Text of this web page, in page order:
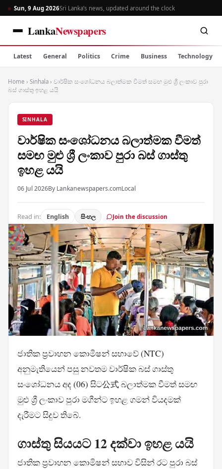
Sun, 9 Aug 2026Sri Lanka’s news, updated around the clock
LankaNewspapers
Latest General Politics Crime Business Technology
Home › Sinhala › වාර්ෂික සංශෝධනය බලාත්මක වීමත් සමඟ මුළු ශ්‍රී ලංකාව පුරා
බස් ගාස්තු ඉහළ යයි
SINHALA
වාර්ෂික සංශෝධනය බලාත්මක වීමත්
සමඟ මුළු ශ්‍රී ලංකාව පුරා බස් ගාස්තු
ඉහළ යයි
06 Jul 2026By Lankanewspapers.comLocal
Read in: English සිංහල Join the discussion
ජාතික ප්‍රවාහන කොමිෂන් සභාවේ (NTC)
අනුමැතියෙන් පසු නවතම වාර්ෂික බස් ගාස්තු
සංශෝධනය අද (06) සිට公式 බලාත්මක වීමත් සමඟ
මුළු ශ්‍රී ලංකාව පුරා මගීන්ට ඉහළ ගමන් වියදමක්
දැරීමට සිදුව තිබේ.
ගාස්තු සියයට 12 දක්වා ඉහළ යයි
ජාතික ප්‍රවාහන කොමිෂන් සභාව විසින් රට පුරා බස්